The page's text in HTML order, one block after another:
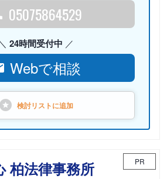
05075864529
24時間受付中
Webで相談
検討リストに追加
柏法律事務所 PR